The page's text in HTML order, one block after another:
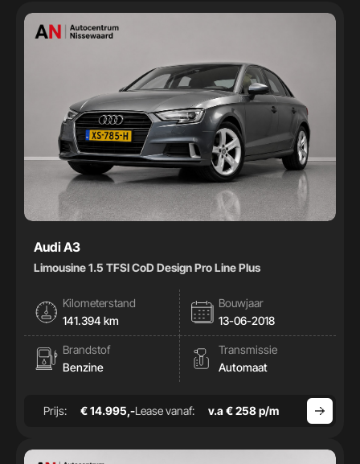
Handgeschakeld 32
Carrosserie
Carrosserie
Prijs (€)
-
Kilometerstand
Bouwjaar
Audi A3
Limousine 1.5 TFSI CoD Design Pro Line Plus
Kilometerstand
141.394 km
Bouwjaar
13-06-2018
Brandstof
Benzine
Transmissie
Automaat
Prijs: € 14.995,-Lease vanaf: v.a € 258 p/m